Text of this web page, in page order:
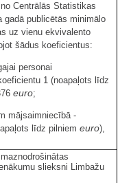
Centrālās Statistikas
gadā publicētās minimālo
uz vienu ekvivalento
šādus koeficientus:
personai
1 (noapaļots līdz
euro;
mājsaimniecībā -
līdz pilniem euro),
slieksni Limbažu